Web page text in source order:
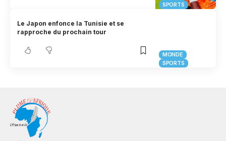
SPORTS
MONDE
SPORTS
Le Japon enfonce la Tunisie et se
rapproche du prochain tour